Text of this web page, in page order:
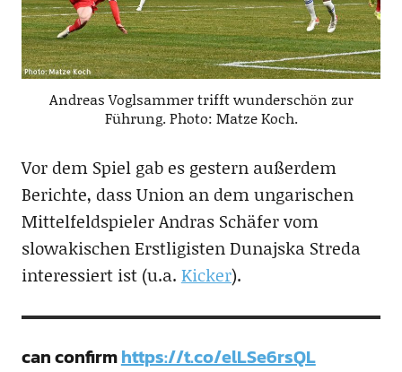
Andreas Voglsammer trifft wunderschön zur
Führung. Photo: Matze Koch.
Vor dem Spiel gab es gestern außerdem
Berichte, dass Union an dem ungarischen
Mittelfeldspieler Andras Schäfer vom
slowakischen Erstligisten Dunajska Streda
interessiert ist (u.a. Kicker).
can confirmhttps://t.co/elLSe6rsQL